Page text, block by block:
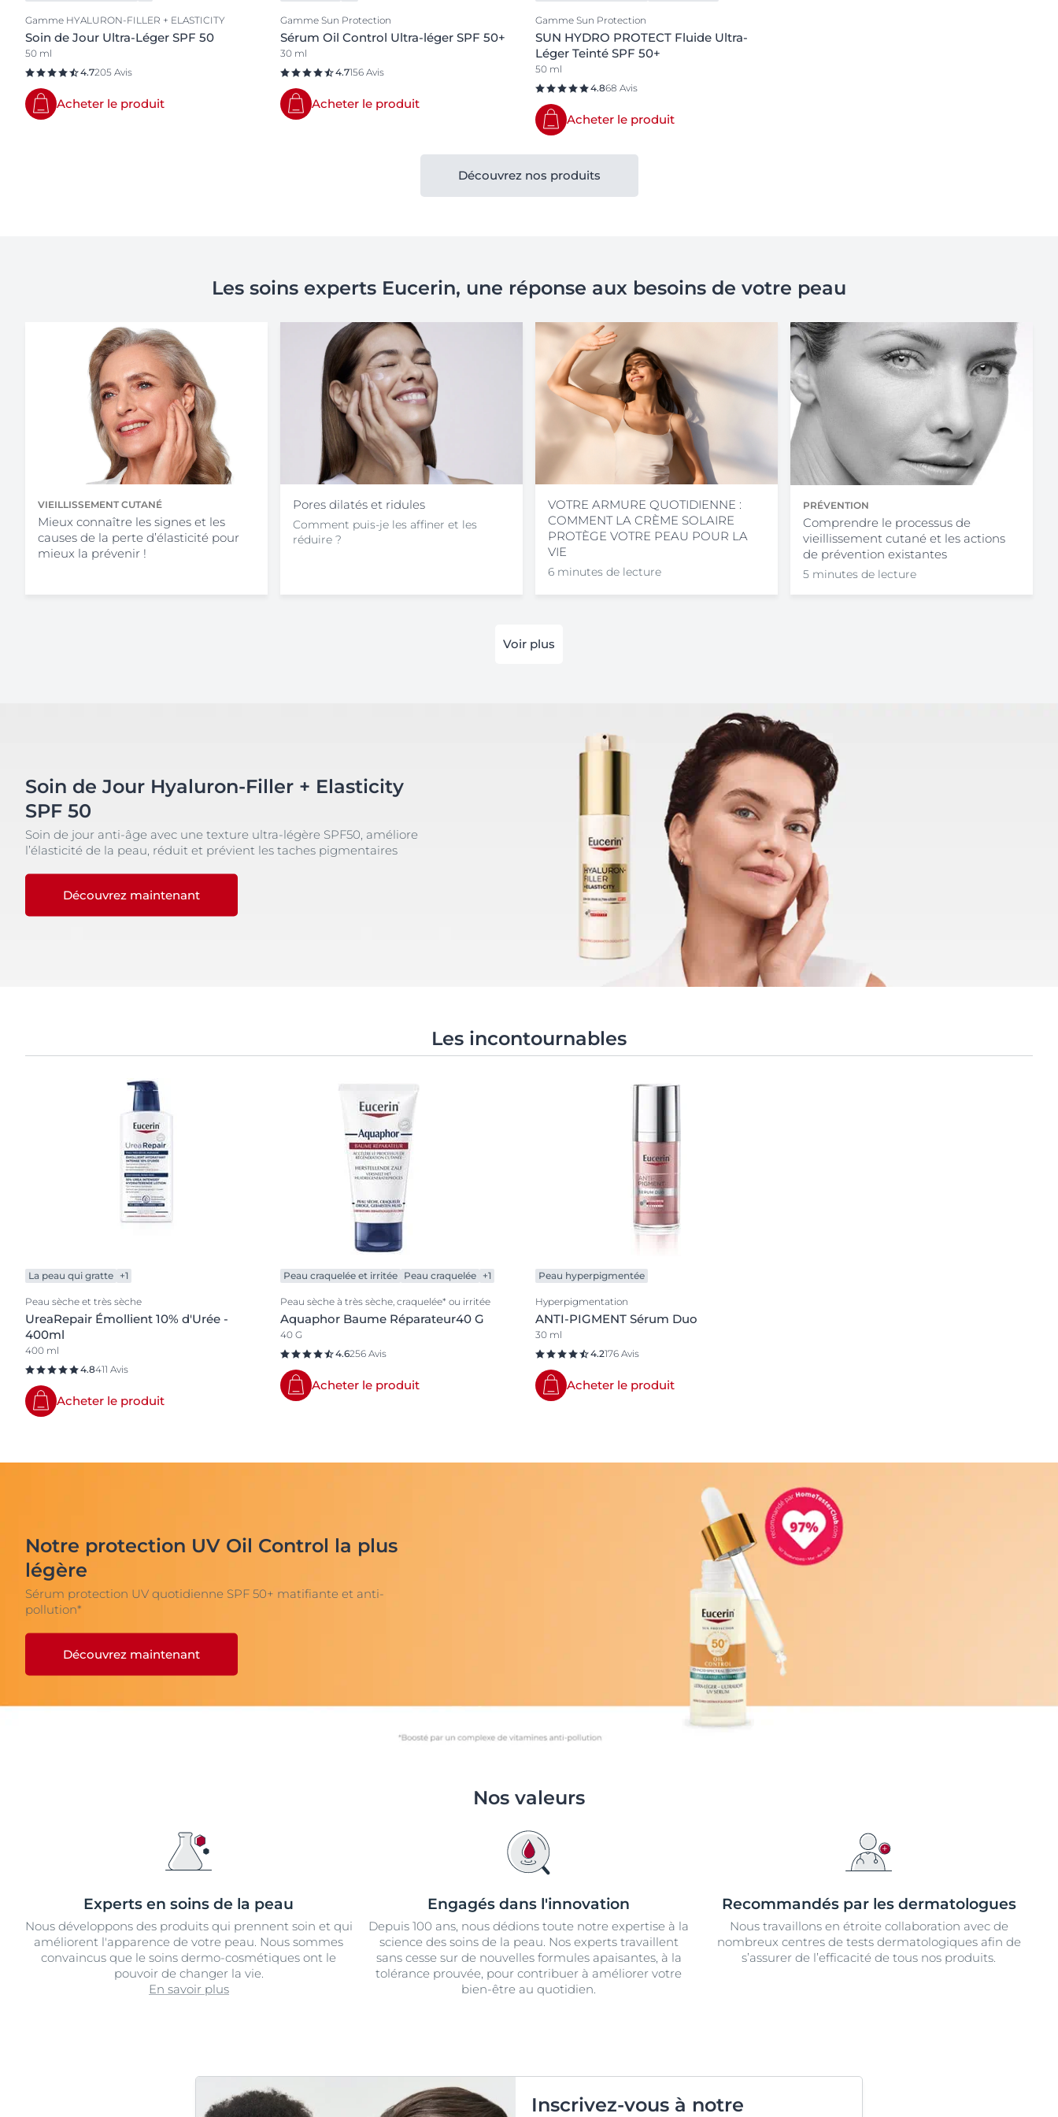
Gamme HYALURON-FILLER + ELASTICITY
Soin de Jour Ultra-Léger SPF 50
50 ml
4.7205 Avis
Acheter le produit
Gamme Sun Protection
Sérum Oil Control Ultra-léger SPF 50+
30 ml
4.7156 Avis
Acheter le produit
Gamme Sun Protection
SUN HYDRO PROTECT Fluide Ultra-
Léger Teinté SPF 50+
50 ml
4.868 Avis
Acheter le produit
Découvrez nos produits
Les soins experts Eucerin, une réponse aux besoins de votre peau
VIEILLISSEMENT CUTANÉ
Mieux connaître les signes et les
causes de la perte d’élasticité pour
mieux la prévenir !
Pores dilatés et ridules
Comment puis-je les affiner et les
réduire ?
VOTRE ARMURE QUOTIDIENNE :
COMMENT LA CRÈME SOLAIRE
PROTÈGE VOTRE PEAU POUR LA
VIE
6 minutes de lecture
PRÉVENTION
Comprendre le processus de
vieillissement cutané et les actions
de prévention existantes
5 minutes de lecture
Voir plus
Soin de Jour Hyaluron-Filler + Elasticity
SPF 50
Soin de jour anti‑âge avec une texture ultra‑légère SPF50, améliore
l’élasticité de la peau, réduit et prévient les taches pigmentaires
Découvrez maintenant
Les incontournables
La peau qui gratte +1
Peau sèche et très sèche
UreaRepair Émollient 10% d'Urée -
400ml
400 ml
4.8411 Avis
Acheter le produit
Peau craquelée et irritée Peau craquelée +1
Peau sèche à très sèche, craquelée* ou irritée
Aquaphor Baume Réparateur40 G
40 G
4.6256 Avis
Acheter le produit
Peau hyperpigmentée
Hyperpigmentation
ANTI-PIGMENT Sérum Duo
30 ml
4.2176 Avis
Acheter le produit
Notre protection UV Oil Control la plus
légère
Sérum protection UV quotidienne SPF 50+ matifiante et anti-
pollution*
Découvrez maintenant
Nos valeurs
Experts en soins de la peau
Nous développons des produits qui prennent soin et qui
améliorent l'apparence de votre peau. Nous sommes
convaincus que le soins dermo-cosmétiques ont le
pouvoir de changer la vie.
En savoir plus
Engagés dans l'innovation
Depuis 100 ans, nous dédions toute notre expertise à la
science des soins de la peau. Nos experts travaillent
sans cesse sur de nouvelles formules apaisantes, à la
tolérance prouvée, pour contribuer à améliorer votre
bien-être au quotidien.
Recommandés par les dermatologues
Nous travaillons en étroite collaboration avec de
nombreux centres de tests dermatologiques afin de
s’assurer de l’efficacité de tous nos produits.
Inscrivez-vous à notre